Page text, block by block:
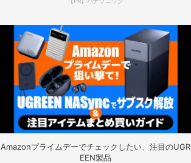
Amazonプライムデーでチェックしたい、注目のUGR
EEN製品